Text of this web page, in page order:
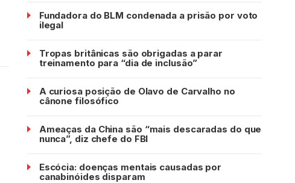
Fundadora do BLM condenada a prisão por voto
ilegal
Tropas britânicas são obrigadas a parar
treinamento para “dia de inclusão”
A curiosa posição de Olavo de Carvalho no
cânone filosófico
Ameaças da China são “mais descaradas do que
nunca”, diz chefe do FBI
Escócia: doenças mentais causadas por
canabinóides disparam